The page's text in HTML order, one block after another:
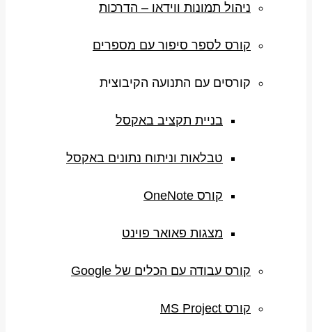
ניהול תמונות ווידאו – הדרכות
קורס לספר סיפור עם מספרים
קורסים עם התנועה הקיבוצית
בניית תקציב באקסל
טבלאות וניתוח נתונים באקסל
קורס OneNote
מצגות פאואר פוינט
קורס עבודה עם הכלים של Google
קורס MS Project